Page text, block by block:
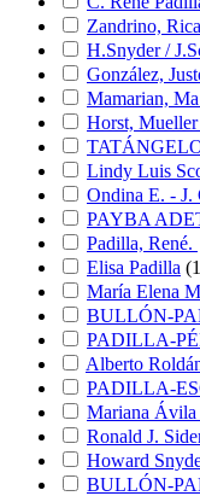
Zandrino,
H.Snyder /
González,
Mamarian,
Horst,
Lindy Luis
Ondina E. - J.
PAYBA
Padilla, René.
Elisa Padilla (1
María Elena
BULLÓN-
PADILLA-
Alberto
PADILLA-
Mariana Ávila
Ronald J.
Howard
BULLÓN-